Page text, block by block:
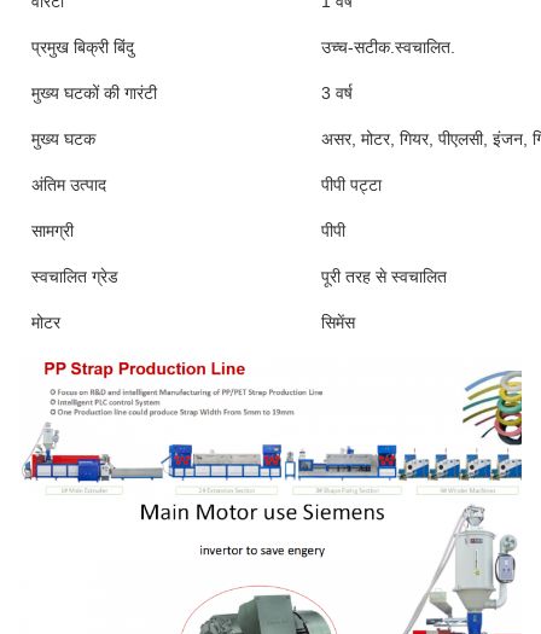
प्रमुख बिक्री बिंदु उच्च-सटीक.स्वचालित.
मुख्य घटकों की गारंटी 3 वर्ष
मुख्य घटक असर, मोटर, गियर, पीएलसी, इंजन,
अंतिम उत्पाद पीपी पट्टा
सामग्री पीपी
स्वचालित ग्रेड पूरी तरह से स्वचालित
मोटर सिमेंस